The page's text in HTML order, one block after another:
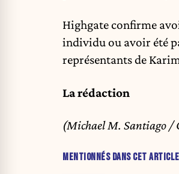
Highgate confirme
individu ou avoir été
représentants de
La rédaction
(Michael M. Santiago /
MENTIONNÉS DANS CET ARTICLE